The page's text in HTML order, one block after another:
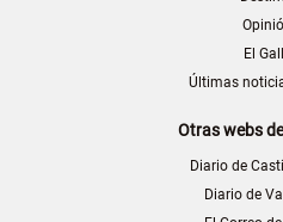
El
Últimas
Otras webs
Diario de
Diario de